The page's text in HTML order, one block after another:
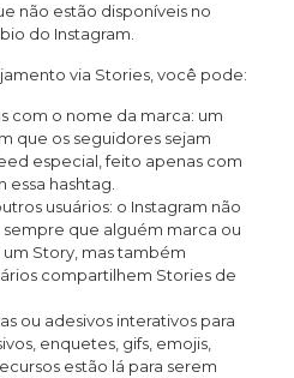
não estão disponíveis no
do Instagram.
via Stories, você pode:
com o nome da marca: um
que os seguidores sejam
especial, feito apenas com
essa hashtag.
usuários: o Instagram não
que alguém marca ou
Story, mas também
compartilhem Stories de
ou adesivos interativos para
enquetes, gifs, emojis,
estão lá para serem